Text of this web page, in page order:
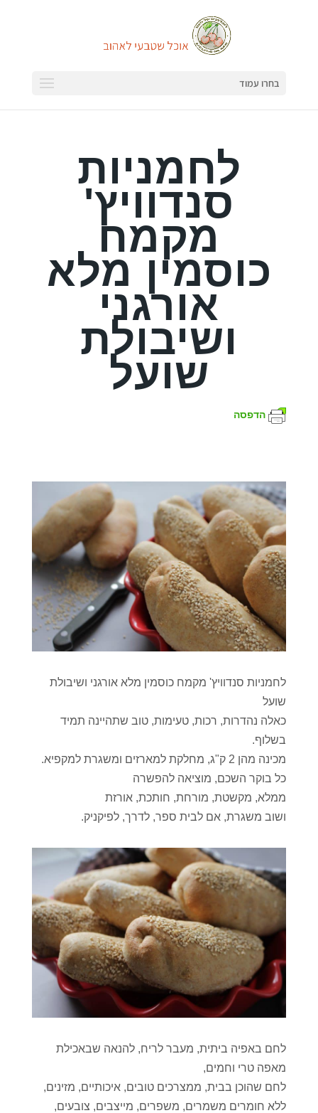
בחרו עמוד
לחמניות
סנדוויץ'
מקמח
כוסמין מלא
אורגני
ושיבולת
שועל
הדפסה
לחמניות סנדוויץ' מקמח כוסמין מלא אורגני ושיבולת
שועל
כאלה נהדרות, רכות, טעימות, טוב שתהיינה תמיד
בשלוף.
מכינה מהן 2 ק"ג, מחלקת למארזים ומשגרת למקפיא.
כל בוקר השכם, מוציאה להפשרה
ממלא, מקשטת, מורחת, חותכת, אורזת
ושוב משגרת, אם לבית ספר, לדרך, לפיקניק.
לחם באפיה ביתית, מעבר לריח, להנאה שבאכילת
מאפה טרי וחמים,
לחם שהוכן בבית, ממצרכים טובים, איכותיים, מזינים,
ללא חומרים משמרים, משפרים, מייצבים, צובעים,